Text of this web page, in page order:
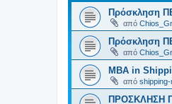
Πρόσκληση
από
Πρόσκληση
από
MBA in
από shipping-
ΠΡΟΣΚΛΗΣΗ